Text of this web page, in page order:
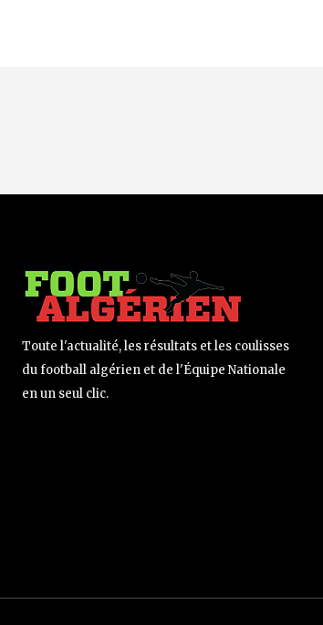
Toute l'actualité, les résultats et les coulisses
du football algérien et de l'Équipe Nationale
en un seul clic.